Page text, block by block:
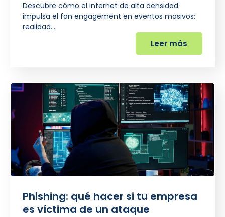
Descubre cómo el internet de alta densidad
impulsa el fan engagement en eventos masivos:
realidad…
Leer más
Phishing: qué hacer si tu empresa
es víctima de un ataque